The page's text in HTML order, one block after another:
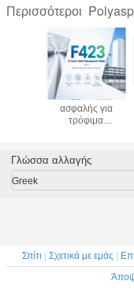
Περισσότεροι
F423 — Μια
ασφαλής για
τρόφιμα
αξιόπιστη
απόδοση
επίστρωσης
Γλώσσα αλλαγής
Greek
Σπίτι | Σχετικά με εμάς |